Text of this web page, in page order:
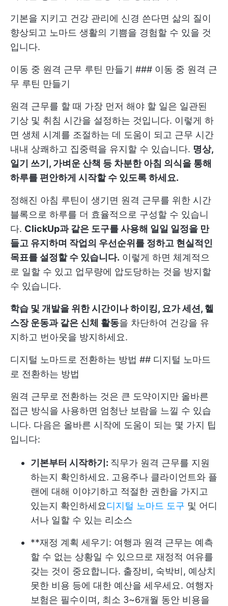
기본을 지키고 건강 관리에 신경 쓴다면 삶의 질이
향상되고 노마드 생활의 기쁨을 경험할 수 있을 것
입니다.
이동 중 원격 근무 루틴 만들기 ### 이동 중 원격 근
무 루틴 만들기
원격 근무를 할 때 가장 먼저 해야 할 일은 일관된
기상 및 취침 시간을 설정하는 것입니다. 이렇게 하
면 생체 시계를 조절하는 데 도움이 되고 근무 시간
내내 상쾌하고 집중력을 유지할 수 있습니다. 명상,
일기 쓰기, 가벼운 산책 등 차분한 아침 의식을 통해
하루를 편안하게 시작할 수 있도록 하세요.
정해진 아침 루틴이 생기면 원격 근무를 위한 시간
블록으로 하루를 더 효율적으로 구성할 수 있습니
다. ClickUp과 같은 도구를 사용해 일일 일정을 만
들고 유지하며 작업의 우선순위를 정하고 현실적인
목표를 설정할 수 있습니다. 이렇게 하면 체계적으
로 일할 수 있고 업무량에 압도당하는 것을 방지할
수 있습니다.
학습 및 개발을 위한 시간이나 하이킹, 요가 세션, 헬
스장 운동과 같은 신체 활동을 차단하여 건강을 유
지하고 번아웃을 방지하세요.
디지털 노마드로 전환하는 방법 ## 디지털 노마드
로 전환하는 방법
원격 근무로 전환하는 것은 큰 도약이지만 올바른
접근 방식을 사용하면 엄청난 보람을 느낄 수 있습
니다. 다음은 올바른 시작에 도움이 되는 몇 가지 팁
입니다:
기본부터 시작하기: 직무가 원격 근무를 지원
하는지 확인하세요. 고용주나 클라이언트와 플
랜에 대해 이야기하고 적절한 권한을 가지고
있는지 확인하세요디지털 노마드 도구 및 어디
서나 일할 수 있는 리소스
**재정 계획 세우기: 여행과 원격 근무는 예측
할 수 없는 상황일 수 있으므로 재정적 여유를
갖는 것이 중요합니다. 출장비, 숙박비, 예상치
못한 비용 등에 대한 예산을 세우세요. 여행자
보험은 필수이며, 최소 3~6개월 동안 비용을